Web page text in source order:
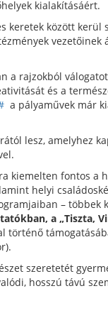
kialakításáért.
keretek között
a rajzokból
és a
a pályaművek már
lesz, amelyhez
kiemelten fontos a
helyi
– többek
a „Tiszta,
történő
szeretetét
hosszú távú